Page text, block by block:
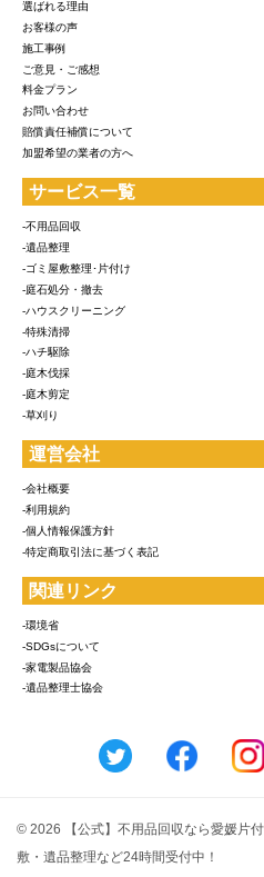
選ばれる理由
お客様の声
施工事例
ご意見・ご感想
料金プラン
お問い合わせ
賠償責任補償について
加盟希望の業者の方へ
サービス一覧
-不用品回収
-遺品整理
-ゴミ屋敷整理･片付け
-庭石処分・撤去
-ハウスクリーニング
-特殊清掃
-ハチ駆除
-庭木伐採
-庭木剪定
-草刈り
運営会社
-会社概要
-利用規約
-個人情報保護方針
-特定商取引法に基づく表記
関連リンク
-環境省
-SDGsについて
-家電製品協会
-遺品整理士協会
© 2026 【公式】不用品回収なら愛媛片
敷・遺品整理など24時間受付中！